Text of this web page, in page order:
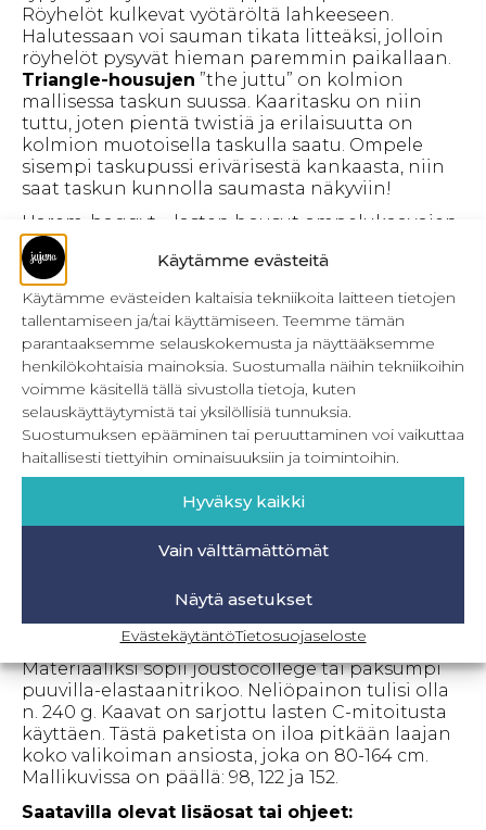
Käytämme evästeitä
Käytämme evästeiden kaltaisia tekniikoita laitteen tietojen
tallentamiseen ja/tai käyttämiseen. Teemme tämän
parantaaksemme selauskokemusta ja näyttääksemme
henkilökohtaisia mainoksia. Suostumalla näihin tekniikoihin
voimme käsitellä tällä sivustolla tietoja, kuten
selauskäyttäytymistä tai yksilöllisiä tunnuksia.
Suostumuksen epääminen tai peruuttaminen voi vaikuttaa
haitallisesti tiettyihin ominaisuuksiin ja toimintoihin.
Hyväksy kaikki
Vain välttämättömät
Näytä asetukset
EvästekäytäntöTietosuojaseloste
Röyhelöt kulkevat vyötäröltä lahkeeseen.
Halutessaan voi sauman tikata litteäksi, jolloin
röyhelöt pysyvät hieman paremmin paikallaan.
Triangle-housujen ”the juttu” on kolmion
mallisessa taskun suussa. Kaaritasku on niin
tuttu, joten pientä twistiä ja erilaisuutta on
kolmion muotoisella taskulla saatu. Ompele
sisempi taskupussi erivärisestä kankaasta, niin
saat taskun kunnolla saumasta näkyviin!
Harem-baggyt – lasten housut ompelukaavojen
etu- ja takakappale leikataan kaikissa malleissa
taitteelta, jolloin keskellä olevat saumat on
saatu pois. Kaikissa malleissa sama pohja, jossa
alaslaskettu haara. Näin on saatu baggy-mallille
ominaista ulkonäköä, väljyyttä ja lököpöksy
tyyliä. Housujen malli on korkeavyötäröinen,
jolloin vyötärö ulottuu napaan asti tai hieman
sen yläpuolelle. Housujen vyötärölle on
ommeltu kaksinkertainen kaitale, joka on
leikattu samasta kankaasta kuin housut.
Kaitaleen sisään on pujotettu kuminauha, jotta
housut pysyvät varmasti ylhäällä. Jos haluat
käyttää resoria vyötäröllä, leikkaa
vyötärökaitaleen kaava 2-4 cm lyhyemmäksi
kuin alkuperäinen. Housujen lahkeissa on
joustavuutta lahkeensuihin saat käyttämällä
resorikangasta. Varmista ennen leikkuuta,
mahtuuko jalka sujuvasti läpi.
Materiaaliksi sopii joustocollege tai paksumpi
puuvilla-elastaanitrikoo. Neliöpainon tulisi olla
n. 240 g. Kaavat on sarjottu lasten C-mitoitusta
käyttäen. Tästä paketista on iloa pitkään laajan
koko valikoiman ansiosta, joka on 80-164 cm.
Mallikuvissa on päällä: 98, 122 ja 152.
Saatavilla olevat lisäosat tai ohjeet: